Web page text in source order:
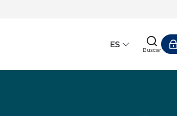
ES
Buscar